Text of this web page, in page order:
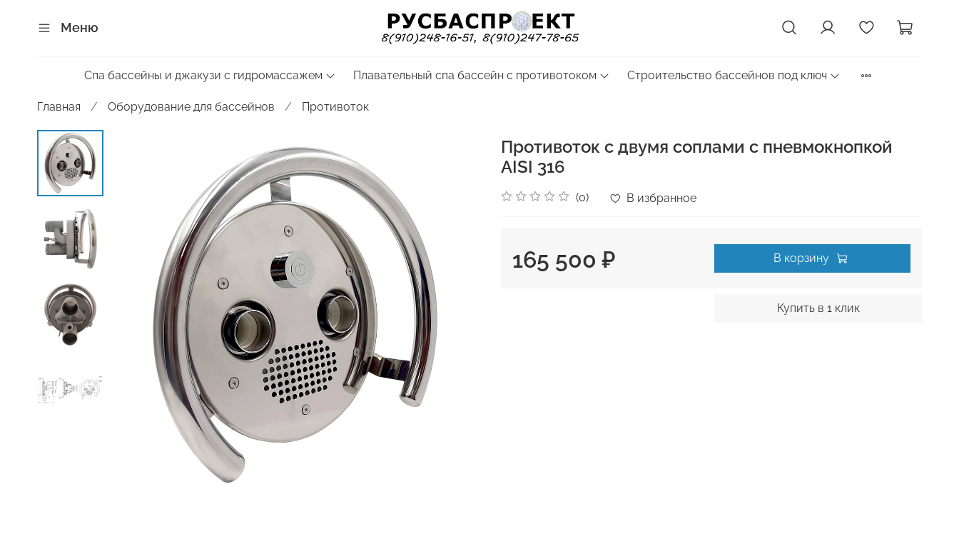
Меню
Спа бассейны и джакузи с гидромассажем Плавательный спа бассейн с противотоком Строительство бассейнов под ключ
Главная Оборудование для бассейнов Противоток
Противоток с двумя соплами с пневмокнопкой
AISI 316
(0) В избранное
165 500 ₽ В корзину
Купить в 1 клик